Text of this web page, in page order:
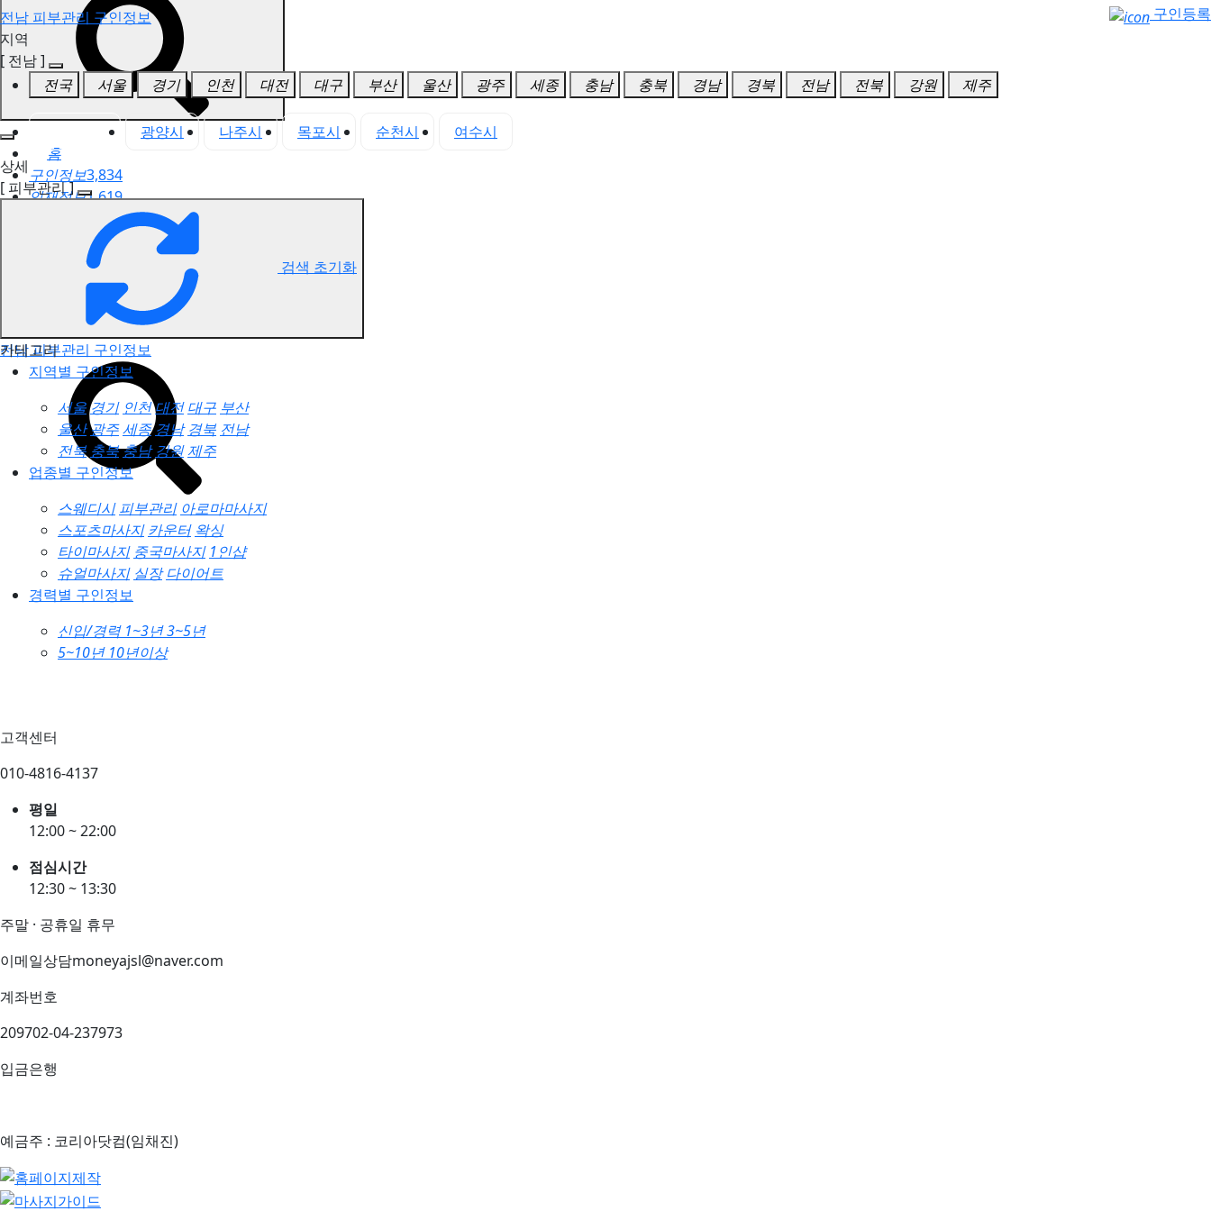
홈
구인정보3,834
인재정보1,619
고객센터
전국업체정보
마사지가이드
업체 서비스 관리
전남 피부관리 구인정보
전남 피부관리 구인정보
구인등록
지역
[ 전남 ]
전국
서울 경기 인천 대전 대구 부산 울산 광주 세종 충남 충북 경남 경북 전남 전북 강원 제주
광양시 나주시 목포시 순천시
여수시
상세
[ 피부관리 ]
검색 초기화
카테고리
지역별 구인정보
서울경기 인천대전 대구 부산
울산광주세종경남 경북 전남
전북 충북충남 강원제주
업종별 구인정보
스웨디시 피부관리 아로마마사지
스포츠마사지 카운터 왁싱
타이마사지 중국마사지 1인샵
슈얼마사지 실장 다이어트
경력별 구인정보
신입/경력 1~3년3~5년
5~10년 10년이상
고객센터
010-4816-4137
평일
12:00 ~ 22:00
점심시간
12:30 ~ 13:30
주말 · 공휴일 휴무
이메일상담moneyajsl@naver.com
계좌번호
209702-04-237973
입금은행
예금주 : 코리아닷컴(임채진)